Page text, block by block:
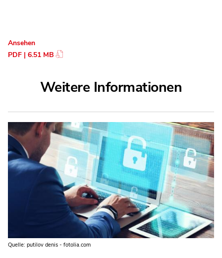
Ansehen
PDF | 6.51 MB
Weitere Informationen
Quelle: putilov denis - fotolia.com